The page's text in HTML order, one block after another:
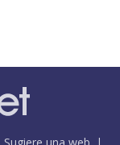
Sugiere una web